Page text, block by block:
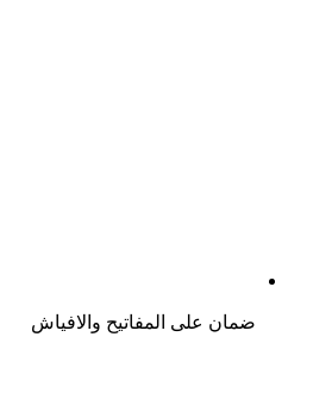
ضمان على المفاتيح والافياش